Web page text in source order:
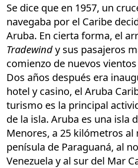
Se dice que en 1957, un
navegaba por el Caribe
Aruba. En cierta forma, el
Tradewindy sus pasajeros
comienzo de nuevos
Dos años después era
hotel y casino, el Aruba
turismo es la principal
de la isla. Aruba es una isla
Menores, a 25 kilómetros al
penísula de Paraguaná, al
Venezuela y al sur del Mar